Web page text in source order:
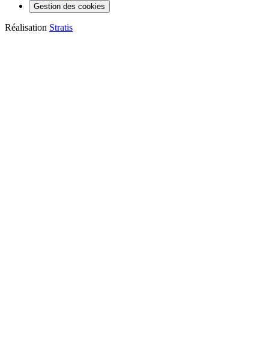
Gestion des cookies
Réalisation Stratis